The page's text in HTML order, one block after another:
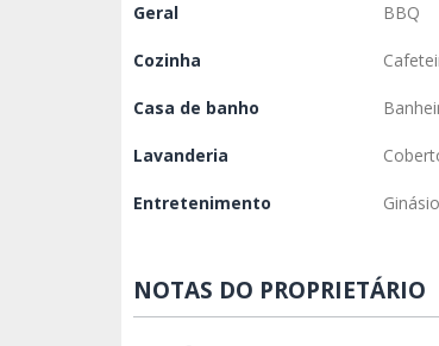
Geral BBQ
Cozinha
Casa de banho
Lavanderia
Entretenimento
NOTAS DO PROPRIETÁRIO